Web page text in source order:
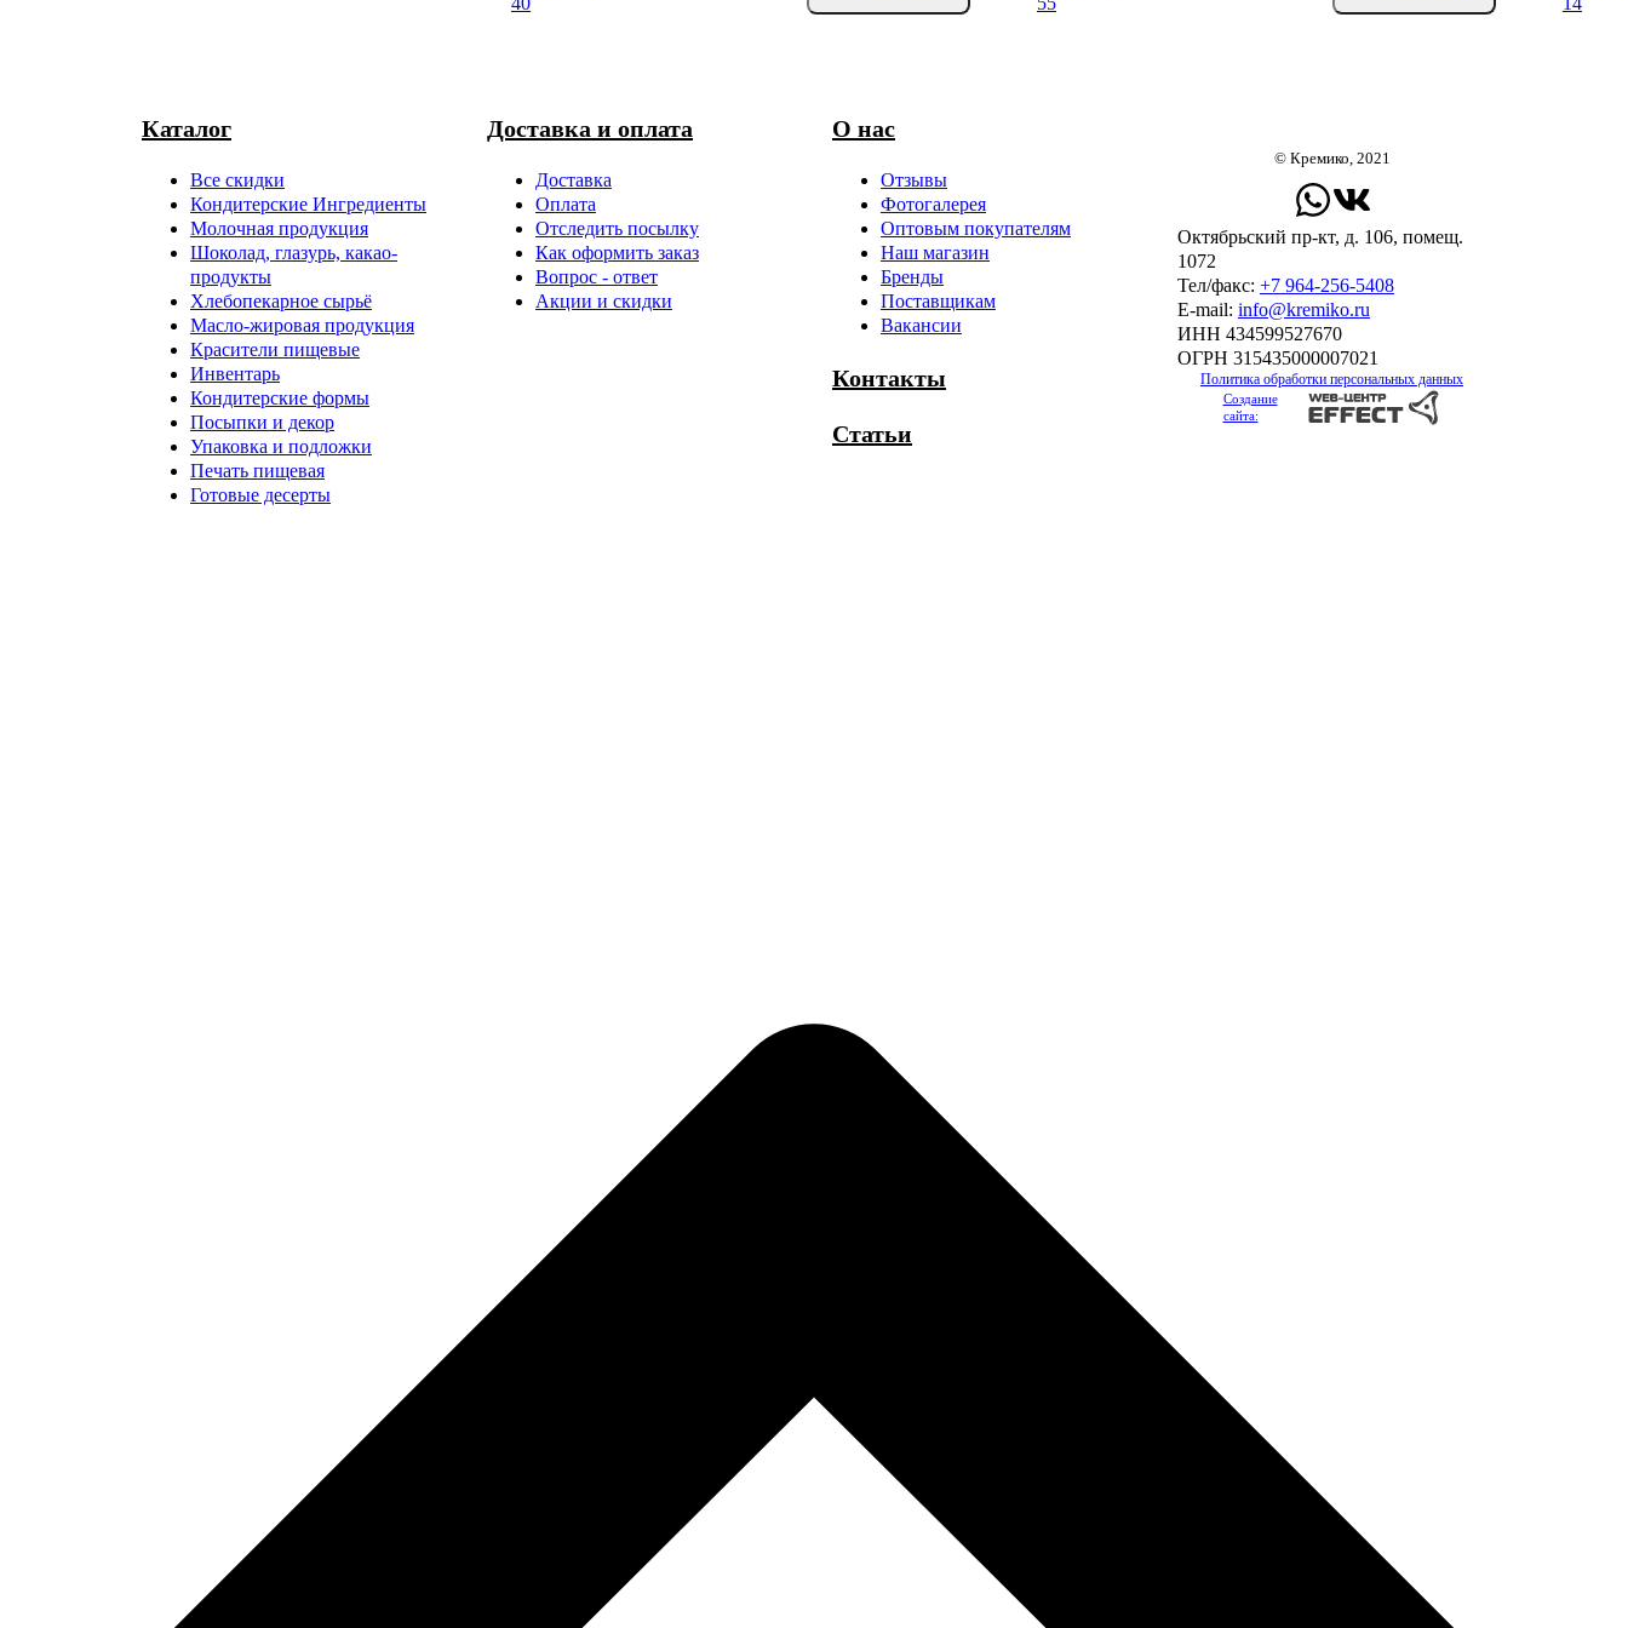
Каталог
Все скидки
Кондитерские Ингредиенты
Молочная продукция
Шоколад, глазурь, какао-
продукты
Хлебопекарное сырьё
Масло-жировая продукция
Красители пищевые
Инвентарь
Кондитерские формы
Посыпки и декор
Упаковка и подложки
Печать пищевая
Готовые десерты
Доставка и оплата
Доставка
Оплата
Отследить посылку
Как оформить заказ
Вопрос - ответ
Акции и скидки
О нас
Отзывы
Фотогалерея
Оптовым покупателям
Наш магазин
Бренды
Поставщикам
Вакансии
Контакты
Статьи
© Кремико, 2021
Октябрьский пр-кт, д. 106, помещ.
1072
Тел/факс: +7 964-256-5408
Е-mail: info@kremiko.ru
ИНН 434599527670
ОГРН 315435000007021
Политика обработки персональных данных
Создание
сайта: